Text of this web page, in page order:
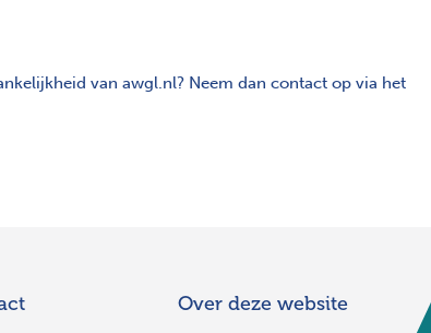
van awgl.nl? Neem dan contact op via het
Over deze website